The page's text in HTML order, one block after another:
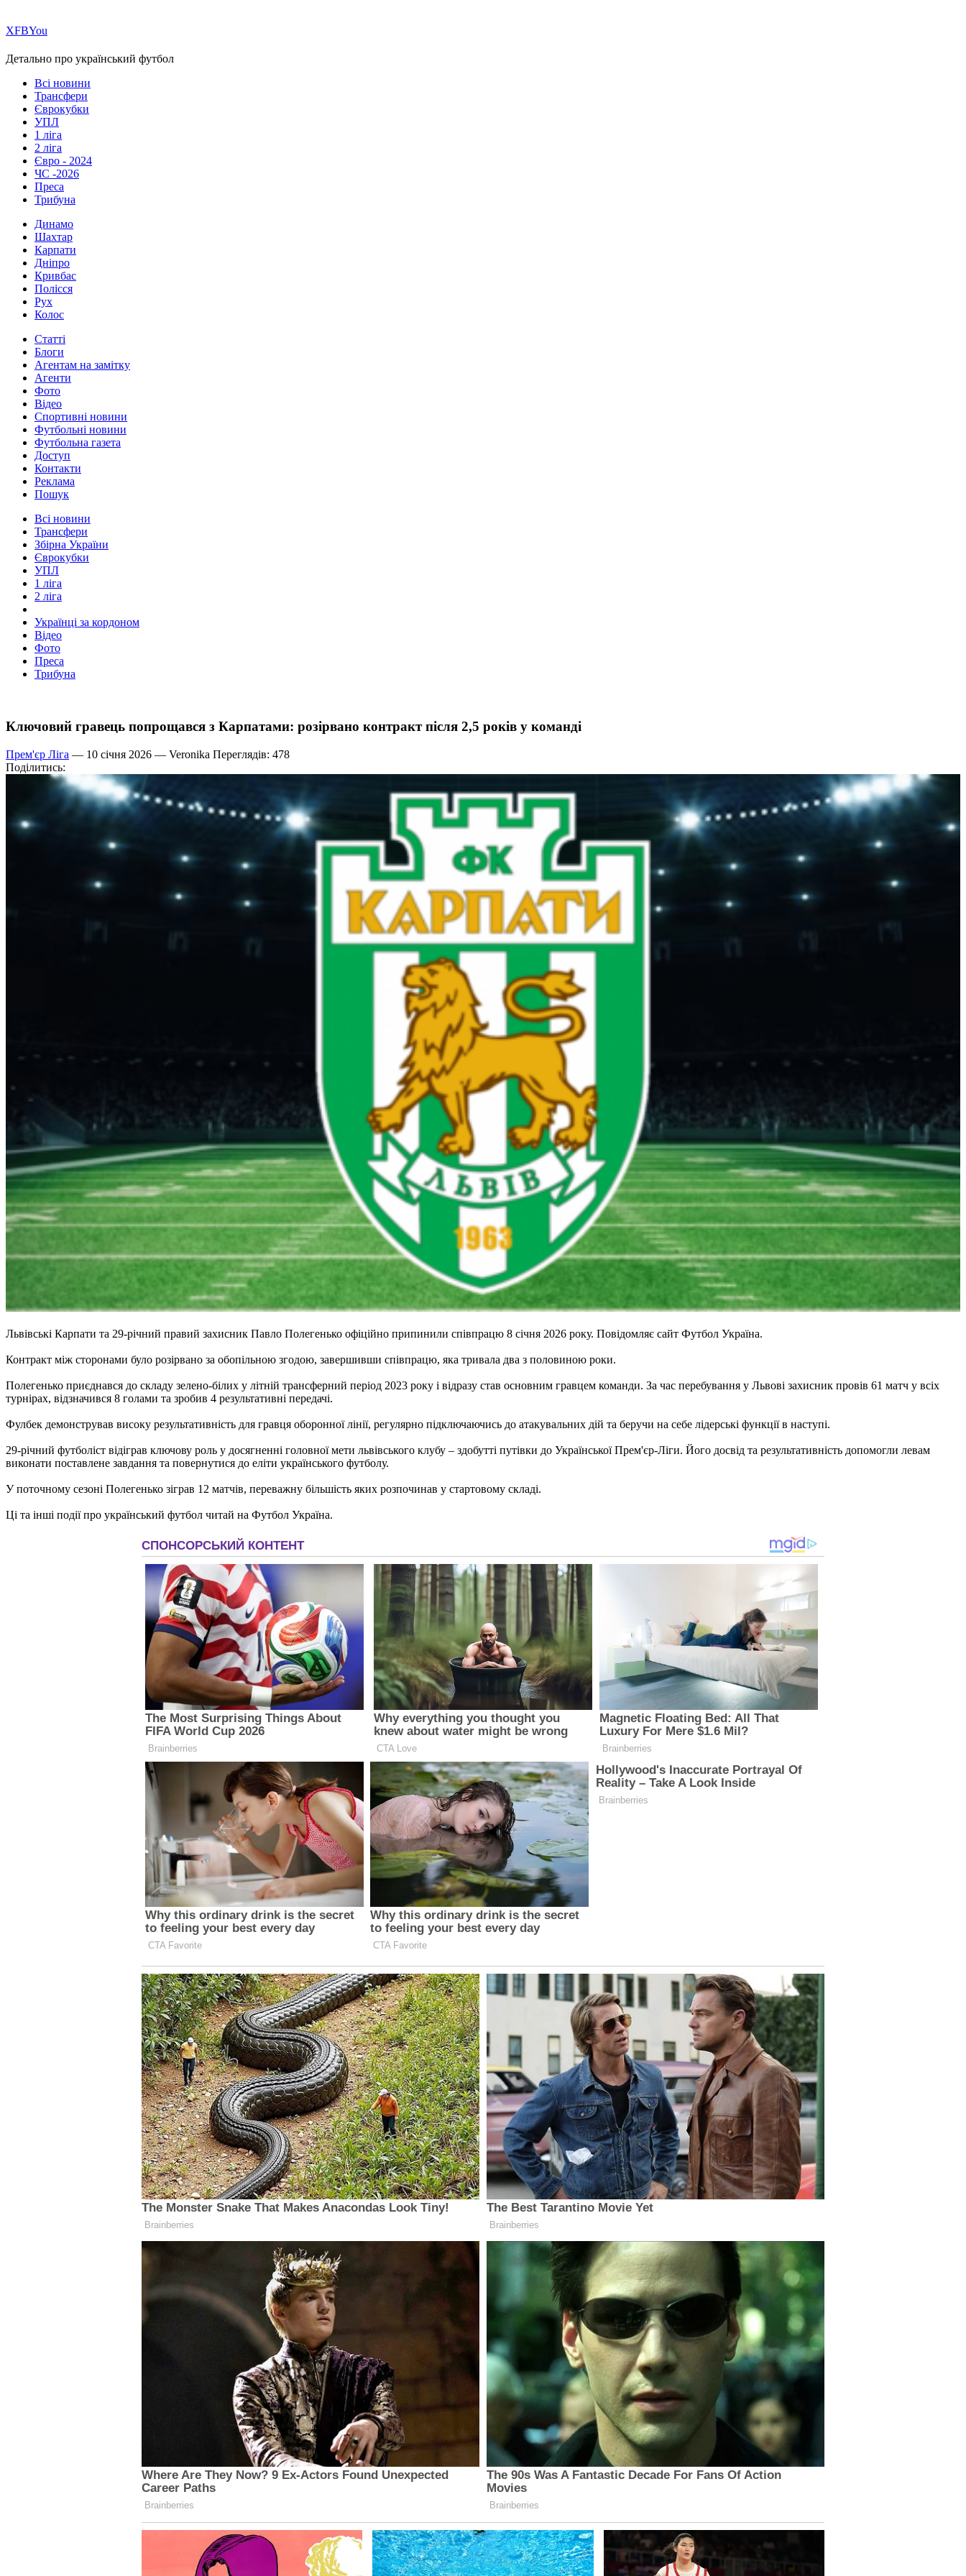
ХFBYou
Детально про український футбол
Всі новини
Трансфери
Єврокубки
УПЛ
1 ліга
2 ліга
Євро - 2024
ЧС -2026
Преса
Трибуна
Динамо
Шахтар
Карпати
Дніпро
Кривбас
Полісся
Рух
Колос
Статті
Блоги
Агентам на замітку
Агенти
Фото
Відео
Спортивні новини
Футбольні новини
Футбольна газета
Доступ
Контакти
Реклама
Пошук
Всі новини
Трансфери
Збірна України
Єврокубки
УПЛ
1 ліга
2 ліга
Українці за кордоном
Відео
Фото
Преса
Трибуна
Ключовий гравець попрощався з Карпатами: розірвано контракт після 2,5 років у команді
Прем'єр Ліга — 10 січня 2026 — Veronika Переглядів: 478
Поділитись:
Львівські Карпати та 29-річний правий захисник Павло Полегенько офіційно припинили співпрацю 8 січня 2026 року. Повідомляє сайт Футбол Україна.
Контракт між сторонами було розірвано за обопільною згодою, завершивши співпрацю, яка тривала два з половиною роки.
Полегенько приєднався до складу зелено-білих у літній трансферний період 2023 року і відразу став основним гравцем команди. За час перебування у Львові захисник провів 61 матч у всіх
турнірах, відзначився 8 голами та зробив 4 результативні передачі.
Фулбек демонстрував високу результативність для гравця оборонної лінії, регулярно підключаючись до атакувальних дій та беручи на себе лідерські функції в наступі.
29-річний футболіст відіграв ключову роль у досягненні головної мети львівського клубу – здобутті путівки до Української Прем'єр-Ліги. Його досвід та результативність допомогли левам
виконати поставлене завдання та повернутися до еліти українського футболу.
У поточному сезоні Полегенько зіграв 12 матчів, переважну більшість яких розпочинав у стартовому складі.
Ці та інші події про український футбол читай на Футбол Україна.